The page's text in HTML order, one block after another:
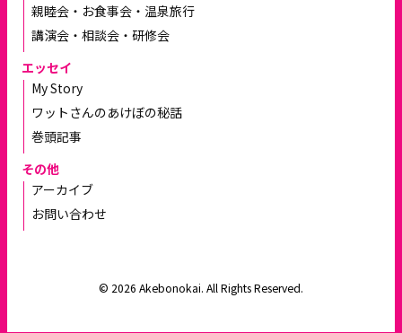
親睦会・お食事会・温泉旅行
講演会・相談会・研修会
エッセイ
My Story
ワットさんのあけぼの秘話
巻頭記事
その他
アーカイブ
お問い合わせ
© 2026 Akebonokai. All Rights Reserved.